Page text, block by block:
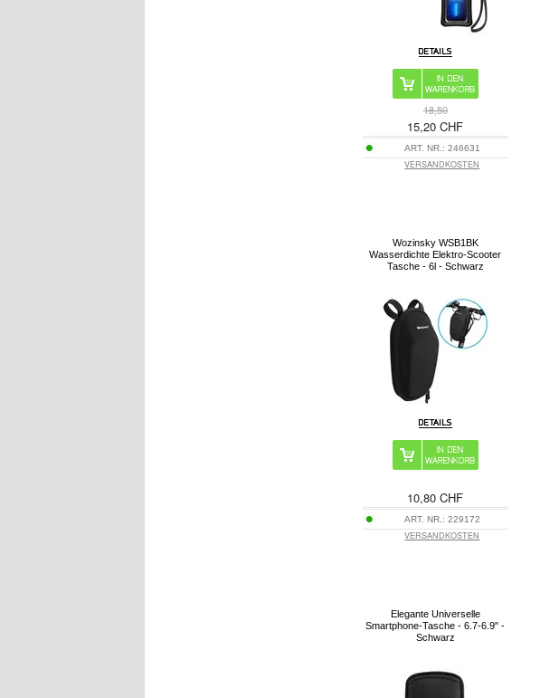
18,50
15,20 CHF
ART. NR.: 246631
VERSANDKOSTEN
Wozinsky WSB1BK
Wasserdichte Elektro-Scooter
Tasche - 6l - Schwarz
10,80 CHF
ART. NR.: 229172
VERSANDKOSTEN
Elegante Universelle
Smartphone-Tasche - 6.7-6.9" -
Schwarz